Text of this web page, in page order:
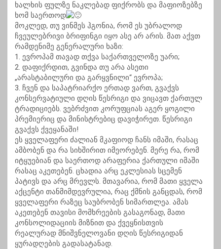
ხალხის ფულზე ნაკლებად ფიქრობს და მაფიოზებზე
ხომ საერთოდ
მოკლედ, თუ ვინმეს ჰგონია, რომ ეს უბრალოდ
ჩვეულებრივი ბრიფინგი იყო ასე არ არის. მათ აქვთ
რამდენიმე გენერალური ხაზი:
1. ევროპამ თავად თქვა საქართველოზე უარი;
2. დაფიქრდით, გვინდა თუ არა ასეთი
„არასტაბილური და გარყვნილი“ ევროპა;
3. ჩვენ და საპატრიარქო ერთად ვართ, გვაქვს
კონსერვატიული დღის წესრიგი და ვიცავთ ქართულ
ტრადიციებს. ვებრძვით კორუფციას აგერ ყოგილი
პრემიერიც და მინისტრებიც დავიჭირეთ. წესრიგი
გვაქვს ქვეყანაში!
ეს ყველაფერი ძალიან მკაფიოდ ჩანს იმაში, რასაც
ამბობენ და რა სიხშირით იმეორებენ. მერე რა, რომ
იტყუებიან და საერთოდ არაფერია ქართული იმაში
რასაც აკეთებენ. ცხადია არც ეკლესიას სცემენ
პატივს და არც მრევლს. მთავარია, რომ მათი ყველა
აქცენტი თანმიმდევრულია, რაც ქმნის განცდას, რომ
ყველაფერი რაზეც საუბრობენ სიმართლეა. ამას
აკეთებენ თავისი მომხრეების გასაგონად, მათი
კონსოლიდაციის მიზნით და ქვეყნისთვის
რეალურად მნიშვნელოვანი დღის წესრიგიდან
ყურადღების გადასატანად.